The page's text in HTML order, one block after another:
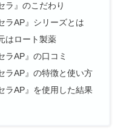
ラ』のこだわり
ラAP』シリーズとは
はロート製薬
ラAP』の口コミ
ラAP』の特徴と使い方
ラAP』を使用した結果